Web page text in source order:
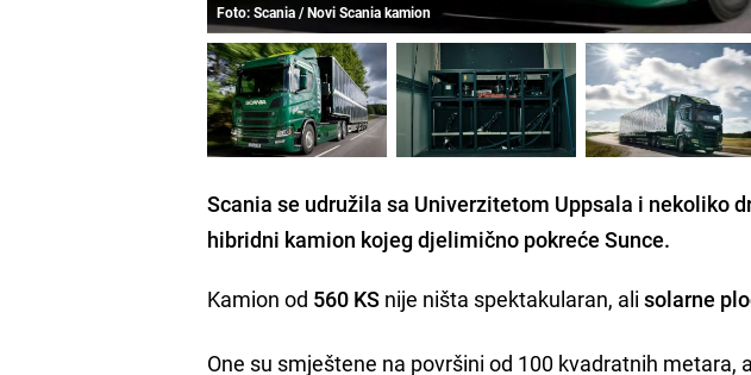
Foto: Scania / Novi Scania kamion
Scania se udružila sa Univerzitetom Uppsala i nekoliko
hibridni kamion kojeg djelimično pokreće Sunce.
Kamion od 560 KS nije ništa spektakularan, alisolarne
One su smještene na površini od 100 kvadratnih metara,